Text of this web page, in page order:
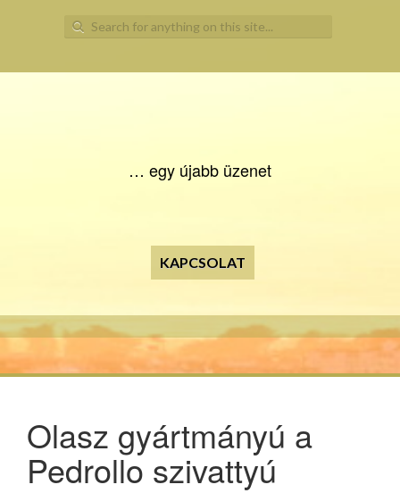
Search for:
… egy újabb üzenet
KAPCSOLAT
Olasz gyártmányú a
Pedrollo szivattyú